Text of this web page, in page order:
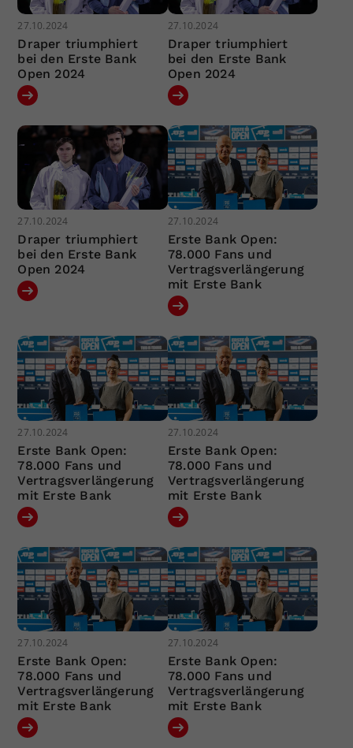
27.10.2024
Draper triumphiert
bei den Erste Bank
Open 2024
27.10.2024
Draper triumphiert
bei den Erste Bank
Open 2024
27.10.2024
Draper triumphiert
bei den Erste Bank
Open 2024
27.10.2024
Erste Bank Open:
78.000 Fans und
Vertragsverlängerung
mit Erste Bank
27.10.2024
Erste Bank Open:
78.000 Fans und
Vertragsverlängerung
mit Erste Bank
27.10.2024
Erste Bank Open:
78.000 Fans und
Vertragsverlängerung
mit Erste Bank
27.10.2024
Erste Bank Open:
78.000 Fans und
Vertragsverlängerung
mit Erste Bank
27.10.2024
Erste Bank Open:
78.000 Fans und
Vertragsverlängerung
mit Erste Bank